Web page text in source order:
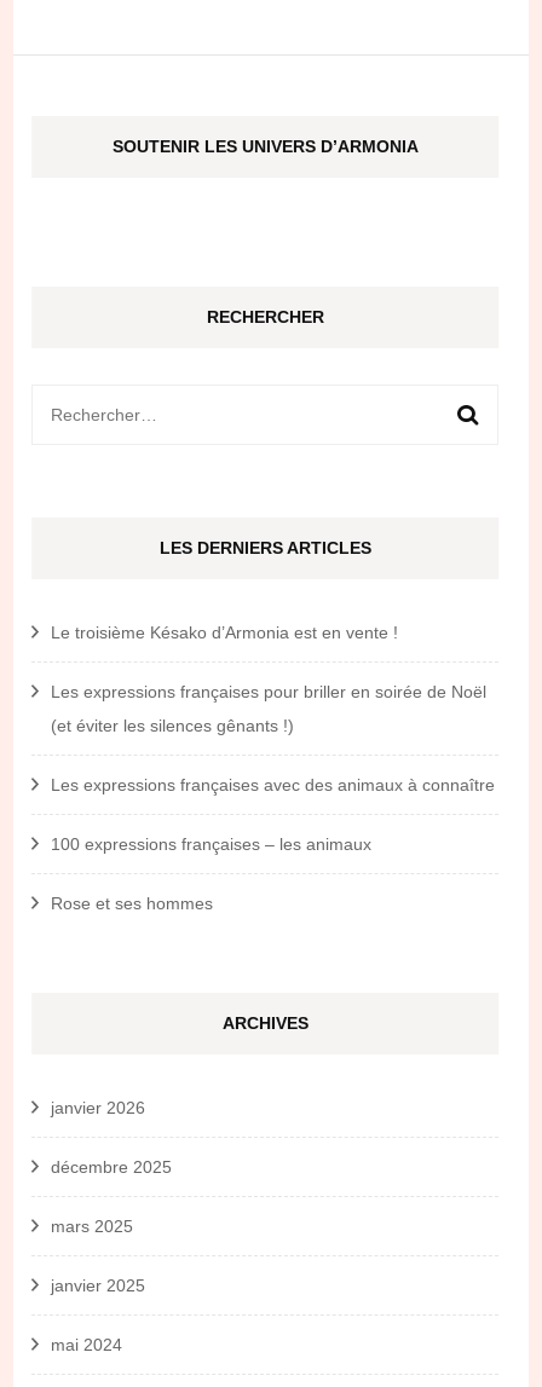
SOUTENIR LES UNIVERS D’ARMONIA
RECHERCHER
Rechercher :
LES DERNIERS ARTICLES
Le troisième Késako d’Armonia est en vente !
Les expressions françaises pour briller en soirée de Noël
(et éviter les silences gênants !)
Les expressions françaises avec des animaux à connaître
100 expressions françaises – les animaux
Rose et ses hommes
ARCHIVES
janvier 2026
décembre 2025
mars 2025
janvier 2025
mai 2024